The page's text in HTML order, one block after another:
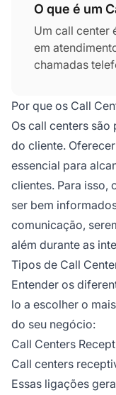
O que é um
Um call center
em
chamadas
podem ser
da empresa,
interações de
centerssão
do cliente e
satisfação e
Por que os Call
Os call centers
do cliente.
essencial para
clientes. Para isso,
ser bem
comunicação,
além durante as
Tipos de Call
Entender os
lo a escolher o
do seu negócio:
Call Centers
Call centers
Essas ligações